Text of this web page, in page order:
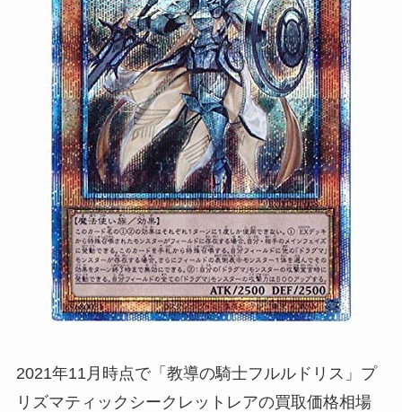
2021年11月時点で「教導の騎士フルルドリス」プ
リズマティックシークレットレアの買取価格相場